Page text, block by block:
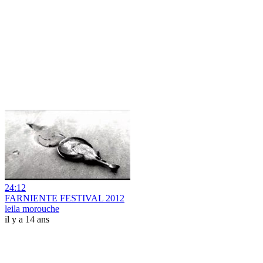
24:12
FARNIENTE FESTIVAL 2012
leila morouche
il y a 14 ans